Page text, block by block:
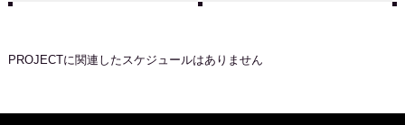
PROJECTに関連したスケジュールはありません